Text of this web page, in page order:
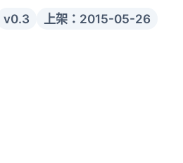
v0.3 上架：2015-05-26